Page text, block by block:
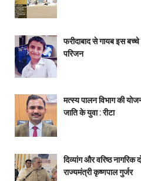
फरीदाबाद से गायब इस
परिजन
मत्स्य पालन विभाग की
जाति के युवा : रीटा
दिव्यांग और वरिष्ठ
राज्यमंत्री कृष्णपाल गुर्जर